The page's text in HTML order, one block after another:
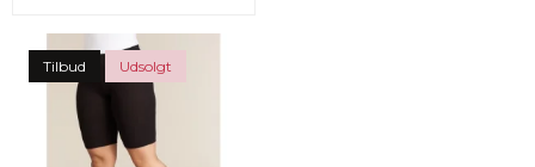
Tilbud Udsolgt